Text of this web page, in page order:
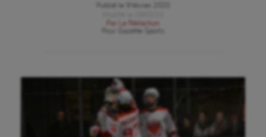
Publié le
9 février 2020
Par
La Rédaction
Gazette Sports